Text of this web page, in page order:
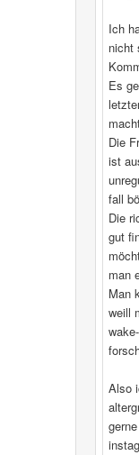
Ich
nicht
Es
Die
ist
fall
Die
gut
man
Man
weill
Also